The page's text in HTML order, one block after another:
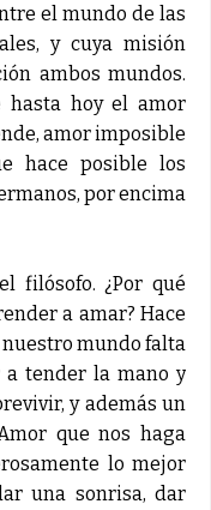
el mundo de las
y cuya misión
ambos mundos.
hasta hoy el amor
amor imposible
hace posible los
por encima
filósofo. ¿Por qué
a amar? Hace
mundo falta
a tender la mano y
y además un
que nos haga
lo mejor
una sonrisa, dar